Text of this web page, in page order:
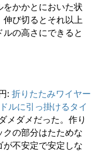
かかとにおいた状
び切るとそれ以上
の高さにできると
: 折りたたみワイヤー
ルに引っ掛けるタイ
メダメだった。作り
の部分はたためな
が不安定で安定しな